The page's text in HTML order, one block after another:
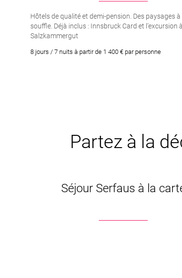
Hôtels de qualité et demi-pension. Des paysages
souffle. Déjà inclus : Innsbruck Card et l’excursion à
Salzkammergut
8 jours / 7 nuits à partir de 1 400 € par personne
Partez à la
Séjour Serfaus à la